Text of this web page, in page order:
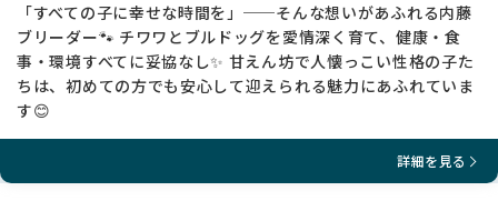
「すべての子に幸せな時間を」──そんな想いがあふれる内藤
ブリーダー🐾 チワワとブルドッグを愛情深く育て、健康・食
事・環境すべてに妥協なし✨ 甘えん坊で人懐っこい性格の子た
ちは、初めての方でも安心して迎えられる魅力にあふれていま
す😊
詳細を見る